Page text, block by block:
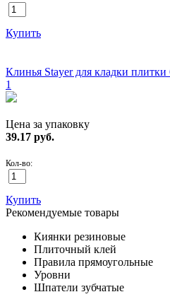
Купить
Клинья Stayer для кладки
1
Цена за упаковку
39.17 руб.
Кол-во:
Купить
Рекомендуемые товары
Киянки резиновые
Плиточный клей
Правила прямоугольные
Уровни
Шпатели зубчатые